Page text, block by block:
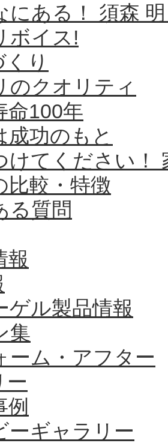
にある！ 須森
ボイス!
り
のクオリティ
命100年
成功のもと
けてください！
比較・特徴
る質問
報
ゲル製品情報
集
ーム・アフター
ー
例
ーギャラリー